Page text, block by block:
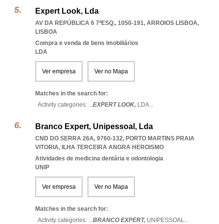
Expert Look, Lda
AV DA REPÚBLICA 6 7ºESQ., 1050-191, ARROIOS LISBOA,
LISBOA
Compra e venda de bens imobiliários
LDA
Ver empresa Ver no Mapa
Matches in the search for:
Activity categories: ...EXPERT LOOK, LDA...
Branco Expert, Unipessoal, Lda
CND DO SERRA 26A, 9760-132, PORTO MARTINS PRAIA
VITORIA, ILHA TERCEIRA ANGRA HEROISMO
Atividades de medicina dentária e odontologia
UNIP
Ver empresa Ver no Mapa
Matches in the search for:
Activity categories: ...BRANCO EXPERT, UNIPESSOAL...